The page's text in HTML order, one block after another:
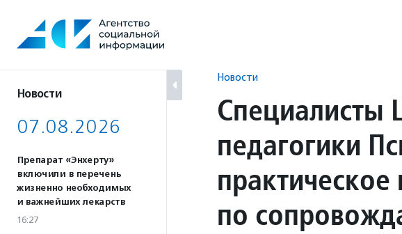
содержанию
Новости
07.08.2026
Препарат «Энхерту»
включили в перечень
жизненно необходимых
и важнейших лекарств
16:27
Новости
Специалисты
педагогики
по